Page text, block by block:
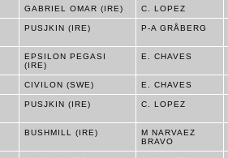
GABRIEL OMAR (IRE) C. LOPEZ
PUSJKIN (IRE) P-A GRÅBERG
EPSILON PEGASI
(IRE)
E. CHAVES
CIVILON (SWE) E. CHAVES
PUSJKIN (IRE) C. LOPEZ
BUSHMILL (IRE)
M NARVAEZ
BRAVO